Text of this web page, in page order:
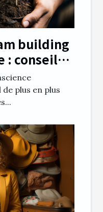
building
: conseils
plus en plus